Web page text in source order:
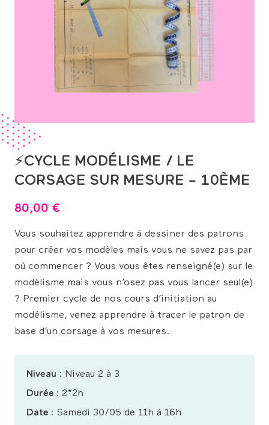
⚡CYCLE MODÉLISME / LE
CORSAGE SUR MESURE – 10ÈME
80,00 €
Vous souhaitez apprendre à dessiner des patrons
pour créer vos modèles mais vous ne savez pas par
où commencer ? Vous vous êtes renseigné(e) sur le
modélisme mais vous n’osez pas vous lancer seul(e)
? Premier cycle de nos cours d’initiation au
modélisme, venez apprendre à tracer le patron de
base d’un corsage à vos mesures.
Niveau : Niveau 2 à 3
Durée : 2*2h
Date : Samedi 30/05 de 11h à 16h